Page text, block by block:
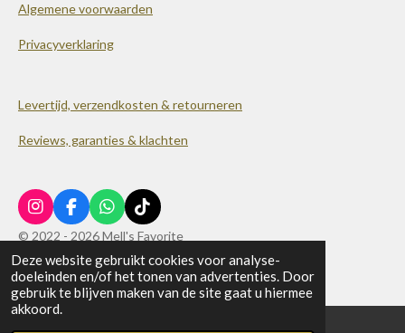
Deze website gebruikt cookies voor analyse-
doeleinden en/of het tonen van advertenties. Door
gebruik te blijven maken van de site gaat u hiermee
akkoord.
Algemene voorwaarden
Privacyverklaring
Levertijd, verzendkosten & retourneren
Reviews, garanties & klachten
I
n
s
t
a
g
r
a
F
a
c
e
b
o
k
W
h
a
t
s
A
p
T
i
k
T
o
k
© 2022 - 2026 Mell's Favorite
Powered byJouwWeb